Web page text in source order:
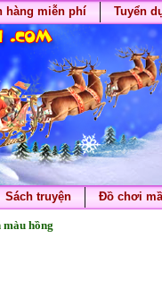
hàng miễn phí Tuyển
Sách truyện Đồ chơi
màu hồng